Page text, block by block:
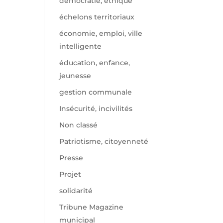
échelons territoriaux
économie, emploi, ville
intelligente
éducation, enfance,
jeunesse
gestion communale
Insécurité, incivilités
Non classé
Patriotisme, citoyenneté
Presse
Projet
solidarité
Tribune Magazine
municipal